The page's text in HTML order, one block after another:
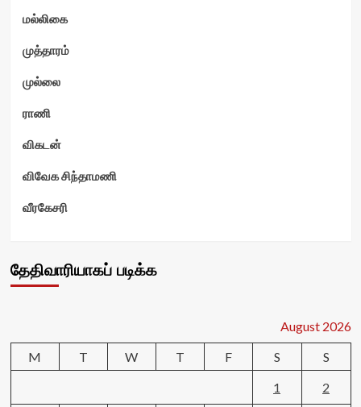
மல்லிகை
முத்தாரம்
முல்லை
ராணி
விகடன்
விவேக சிந்தாமணி
வீரகேசரி
தேதிவாரியாகப் படிக்க
August 2026
M
T W T F S
S
1
2